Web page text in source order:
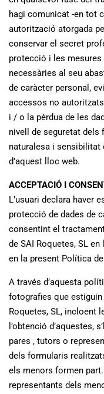
hagi comunicat -en tot
autorització atorgada
conservar el secret
protecció i les
necessàries al seu
de caràcter personal,
accessos no
i / o la pèrdua de les
nivell de seguretat dels
naturalesa i sensibilitat
d’aquest lloc web.
ACCEPTACIÓ I
L’usuari declara haver
protecció de dades de
consentint el
de SAI Roquetes, SL
en la present Política
A través d’aquesta
fotografies que
Roquetes, SL, incloent
l’obtenció d’aquestes,
pares , tutors o
dels formularis
els menors formen
representants dels